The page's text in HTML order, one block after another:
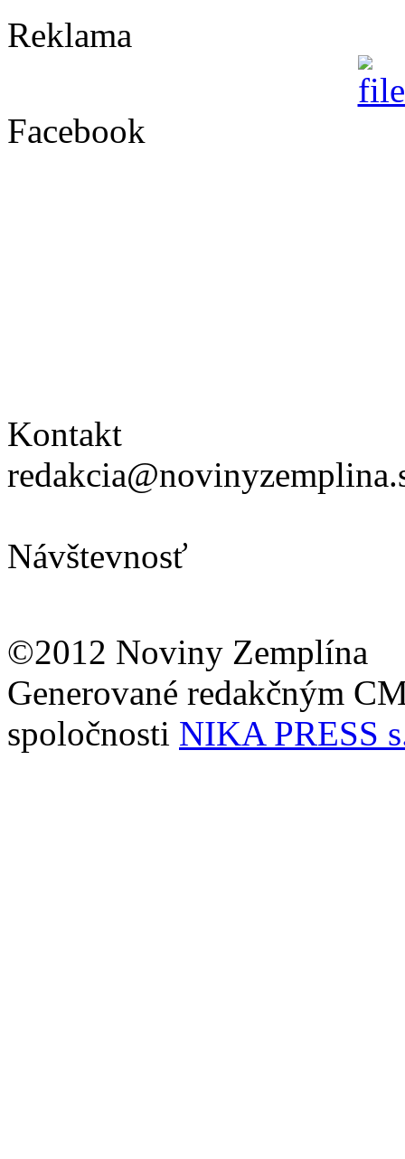
Reklama
Facebook
Kontakt
Návštevnosť
©2012 Noviny Zemplína
Generované redakčným
spoločnosti NIKA PRESS